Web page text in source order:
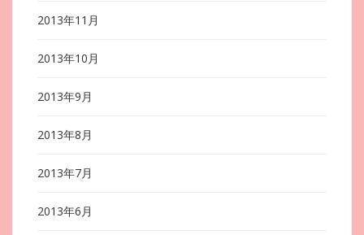
2013年11月
2013年10月
2013年9月
2013年8月
2013年7月
2013年6月